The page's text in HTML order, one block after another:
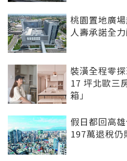
桃園置地廣
人壽承諾全
裝潢全程零
17 坪北歐三
箱」
假日都回高
197萬退稅仍